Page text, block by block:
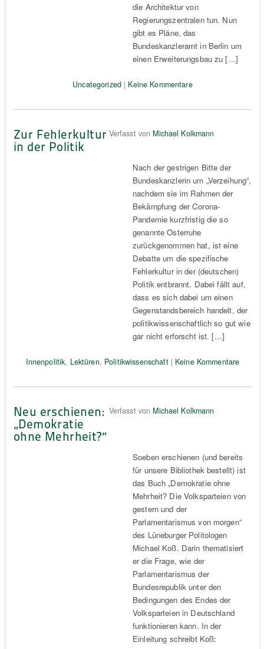
die Architektur von
Regierungszentralen tun. Nun
gibt es Pläne, das
Bundeskanzleramt in Berlin um
einen Erweiterungsbau zu […]
Uncategorized | Keine Kommentare
Zur Fehlerkultur
in der Politik
Verfasst von Michael Kolkmann
Nach der gestrigen Bitte der
Bundeskanzlerin um „Verzeihung“,
nachdem sie im Rahmen der
Bekämpfung der Corona-
Pandemie kurzfristig die so
genannte Osterruhe
zurückgenommen hat, ist eine
Debatte um die spezifische
Fehlerkultur in der (deutschen)
Politik entbrannt. Dabei fällt auf,
dass es sich dabei um einen
Gegenstandsbereich handelt, der
politikwissenschaftlich so gut wie
gar nicht erforscht ist. […]
Innenpolitik, Lektüren, Politikwissenschaft| Keine Kommentare
Neu erschienen:
„Demokratie
ohne Mehrheit?“
Verfasst von Michael Kolkmann
Soeben erschienen (und bereits
für unsere Bibliothek bestellt) ist
das Buch „Demokratie ohne
Mehrheit? Die Volksparteien von
gestern und der
Parlamentarismus von morgen“
des Lüneburger Politologen
Michael Koß. Darin thematisiert
er die Frage, wie der
Parlamentarismus der
Bundesrepublik unter den
Bedingungen des Endes der
Volksparteien in Deutschland
funktionieren kann. In der
Einleitung schreibt Koß: